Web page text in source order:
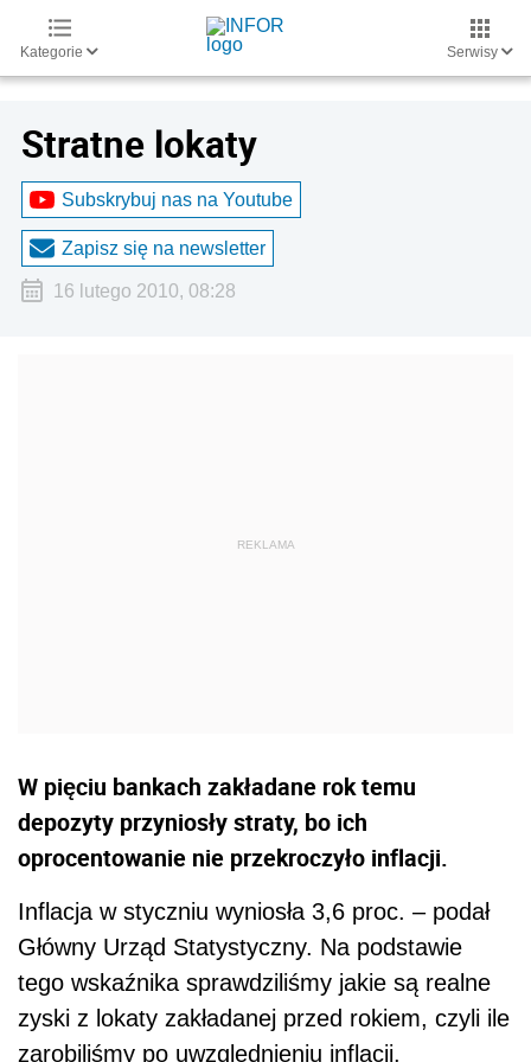
Kategorie Serwisy
Stratne lokaty
Subskrybuj nas na Youtube
Zapisz się na newsletter
16 lutego 2010, 08:28
W pięciu bankach zakładane rok temu
depozyty przyniosły straty, bo ich
oprocentowanie nie przekroczyło inflacji.
Inflacja w styczniu wyniosła 3,6 proc. – podał
Główny Urząd Statystyczny. Na podstawie
tego wskaźnika sprawdziliśmy jakie są realne
zyski z lokaty zakładanej przed rokiem, czyli ile
zarobiliśmy po uwzględnieniu inflacji.